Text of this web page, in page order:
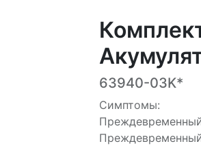
63940-03K*
Симптомы: